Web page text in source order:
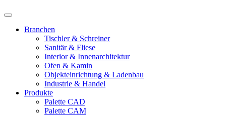
Branchen
Tischler & Schreiner
Sanitär & Fliese
Interior & Innenarchitektur
Ofen & Kamin
Objekteinrichtung & Ladenbau
Industrie & Handel
Produkte
Palette CAD
Palette CAM